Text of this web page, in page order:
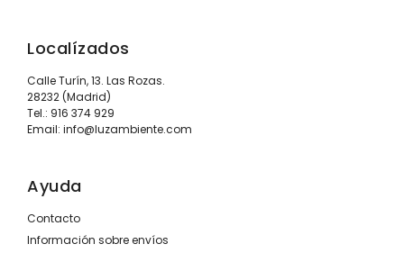
Localízados
Calle Turín, 13. Las Rozas.
28232 (Madrid)
Tel.: 916 374 929
Email: info@luzambiente.com
Ayuda
Contacto
Información sobre envíos